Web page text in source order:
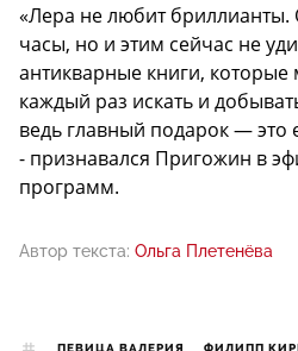
«Лера не любит
часы, но и этим сейчас не
антикварные книги, которые
каждый раз искать и
ведь главный подарок — это
- признавался Пригожин в
программ.
Автор текста: Ольга Плетенёва